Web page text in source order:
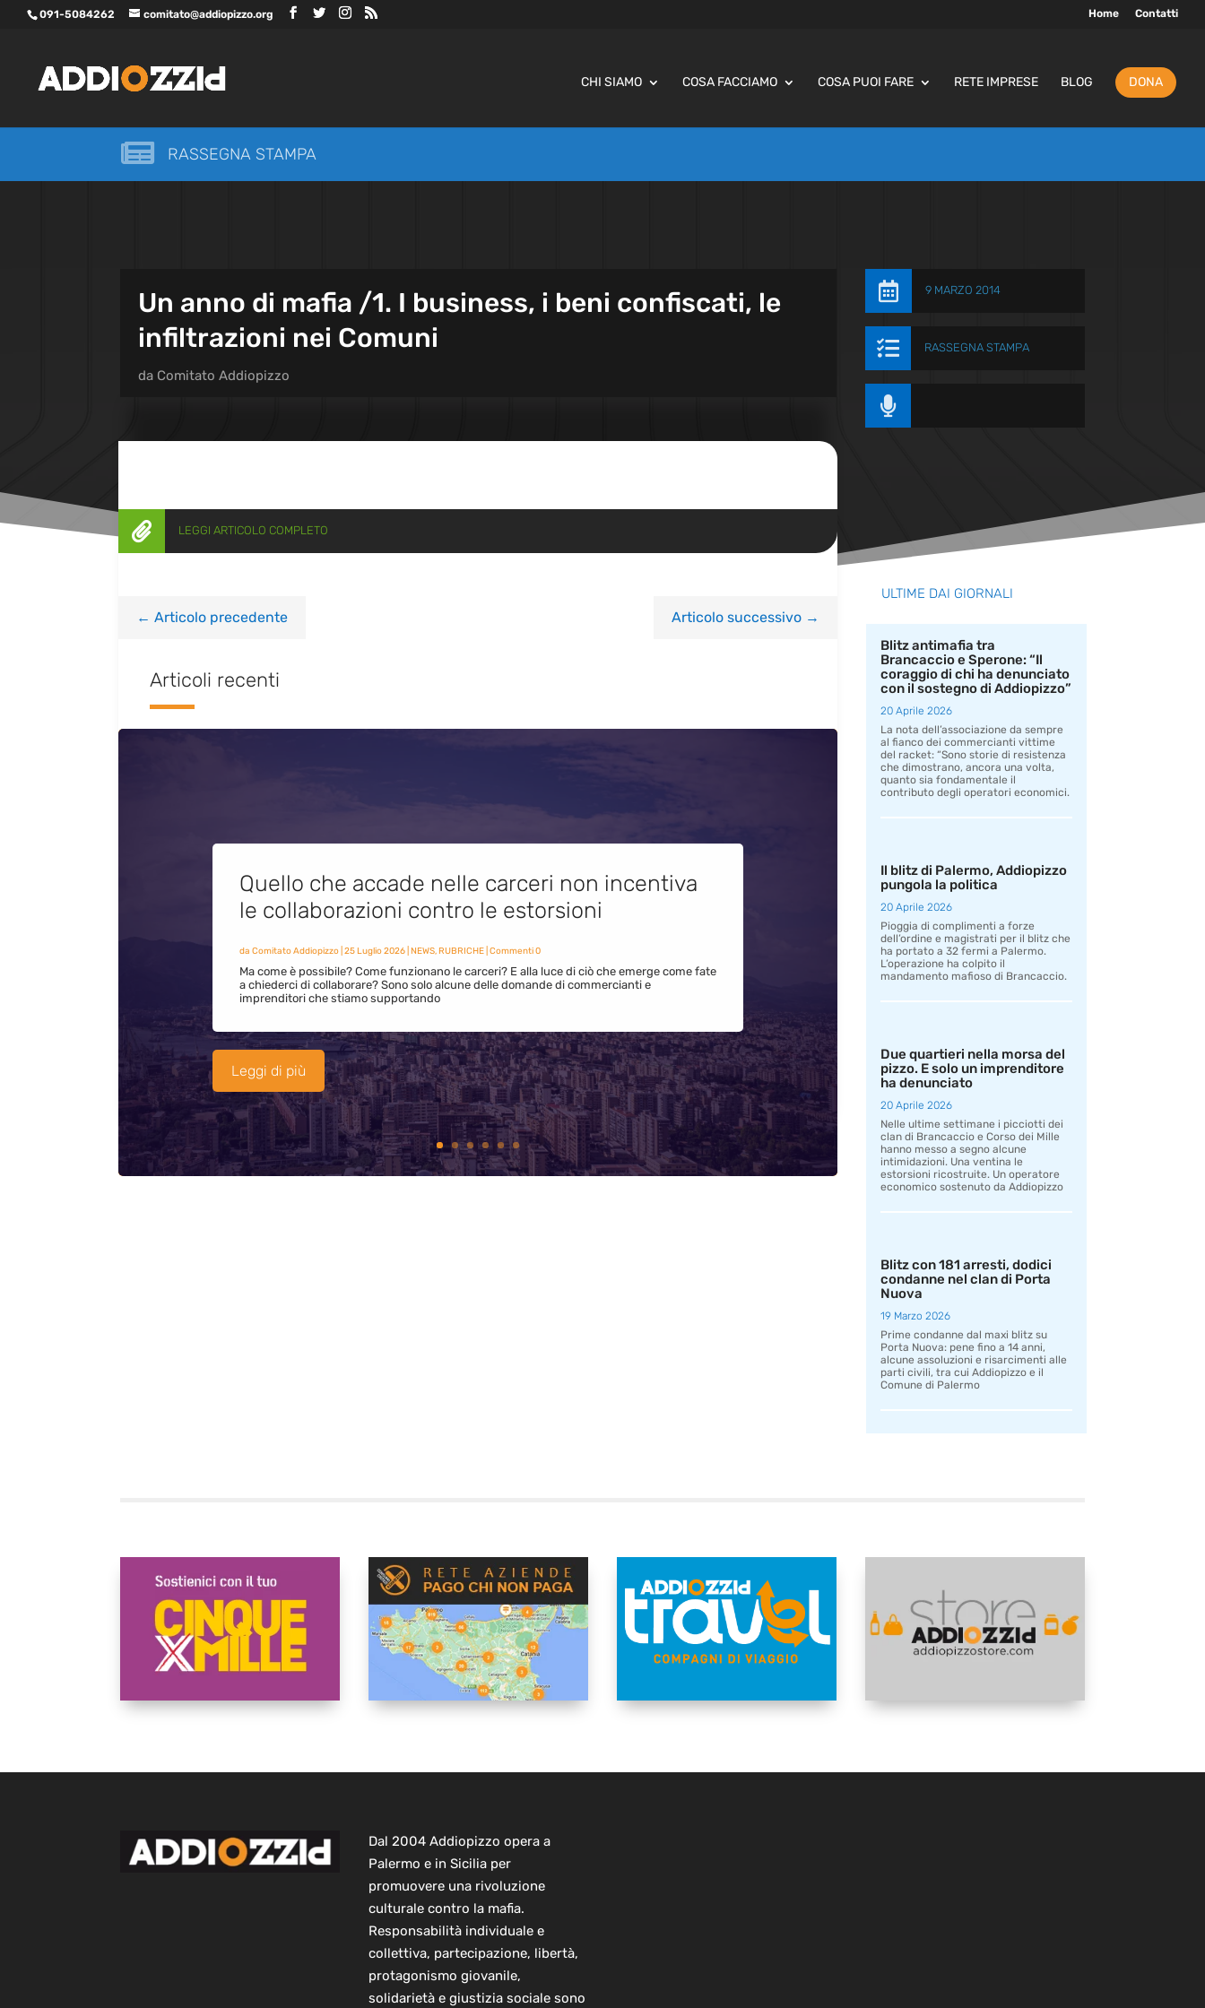
091-5084262 comitato@addiopizzo.org Home Contatti
CHI SIAMO COSA FACCIAMO COSA PUOI FARE RETE IMPRESE BLOG DONA
 RASSEGNA STAMPA
Un anno di mafia /1. I business, i beni confiscati, le
infiltrazioni nei Comuni
da Comitato Addiopizzo
 9 MARZO 2014
 RASSEGNA STAMPA

 LEGGI ARTICOLO COMPLETO
← Articolo precedente Articolo successivo→
Articoli recenti
Quello che accade nelle carceri non incentiva
le collaborazioni contro le estorsioni
da Comitato Addiopizzo| 25 Luglio 2026| NEWS,RUBRICHE| Commenti 0
Ma come è possibile? Come funzionano le carceri? E alla luce di ciò che emerge come fate
a chiederci di collaborare? Sono solo alcune delle domande di commercianti e
imprenditori che stiamo supportando
Leggi di più
ULTIME DAI GIORNALI
Blitz antimafia tra
Brancaccio e Sperone: “Il
coraggio di chi ha denunciato
con il sostegno di Addiopizzo”
20 Aprile 2026
La nota dell’associazione da sempre
al fianco dei commercianti vittime
del racket: “Sono storie di resistenza
che dimostrano, ancora una volta,
quanto sia fondamentale il
contributo degli operatori economici.
Il blitz di Palermo, Addiopizzo
pungola la politica
20 Aprile 2026
Pioggia di complimenti a forze
dell’ordine e magistrati per il blitz che
ha portato a 32 fermi a Palermo.
L’operazione ha colpito il
mandamento mafioso di Brancaccio.
Due quartieri nella morsa del
pizzo. E solo un imprenditore
ha denunciato
20 Aprile 2026
Nelle ultime settimane i picciotti dei
clan di Brancaccio e Corso dei Mille
hanno messo a segno alcune
intimidazioni. Una ventina le
estorsioni ricostruite. Un operatore
economico sostenuto da Addiopizzo
Blitz con 181 arresti, dodici
condanne nel clan di Porta
Nuova
19 Marzo 2026
Prime condanne dal maxi blitz su
Porta Nuova: pene fino a 14 anni,
alcune assoluzioni e risarcimenti alle
parti civili, tra cui Addiopizzo e il
Comune di Palermo
Dal 2004 Addiopizzo opera a
Palermo e in Sicilia per
promuovere una rivoluzione
culturale contro la mafia.
Responsabilità individuale e
collettiva, partecipazione, libertà,
protagonismo giovanile,
solidarietà e giustizia sociale sono